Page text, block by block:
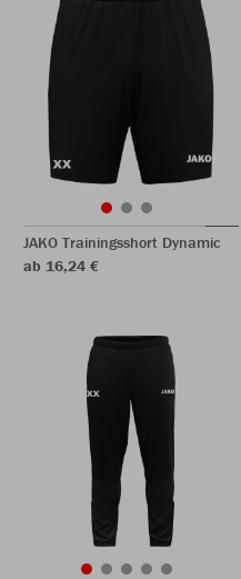
JAKO Trainingsshort Dynamic
ab 16,24 €